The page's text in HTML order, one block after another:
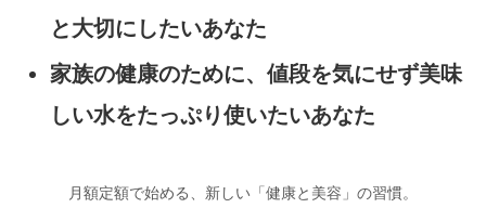
と大切にしたいあなた
家族の健康のために、値段を気にせず美味
しい水をたっぷり使いたいあなた
月額定額で始める、新しい「健康と美容」の習慣。